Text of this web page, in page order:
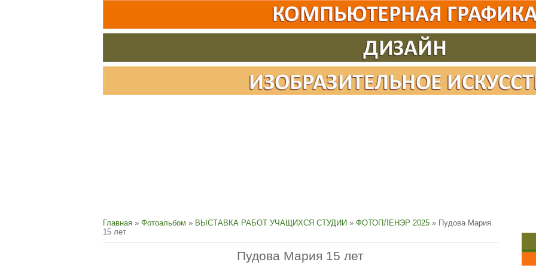
Главная » Фотоальбом » ВЫСТАВКА РАБОТ УЧАЩИХСЯ СТУДИИ » ФОТОПЛЕНЭР 2025 » Пудова Мария
15 лет
Пудова Мария 15 лет